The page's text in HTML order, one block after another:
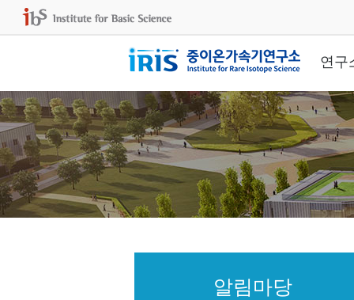
연구
알림마당